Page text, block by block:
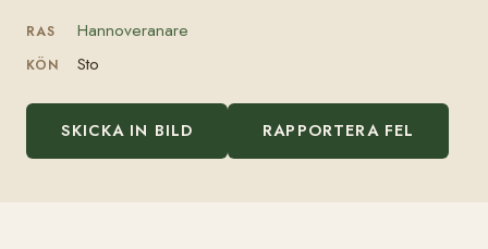
RAS Hannoveranare
KÖN Sto
SKICKA IN BILD RAPPORTERA FEL